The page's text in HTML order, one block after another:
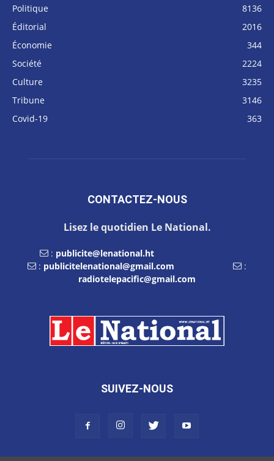
Politique
8136
Éditorial
2016
Économie
344
Société
2224
Culture
3235
Tribune
3146
Covid-19
363
CONTACTEZ-NOUS
Lisez le quotidien Le National.
: publicite@lenational.ht
: publicitelenational@gmail.com
:
radiotelepacific@gmail.com
SUIVEZ-NOUS